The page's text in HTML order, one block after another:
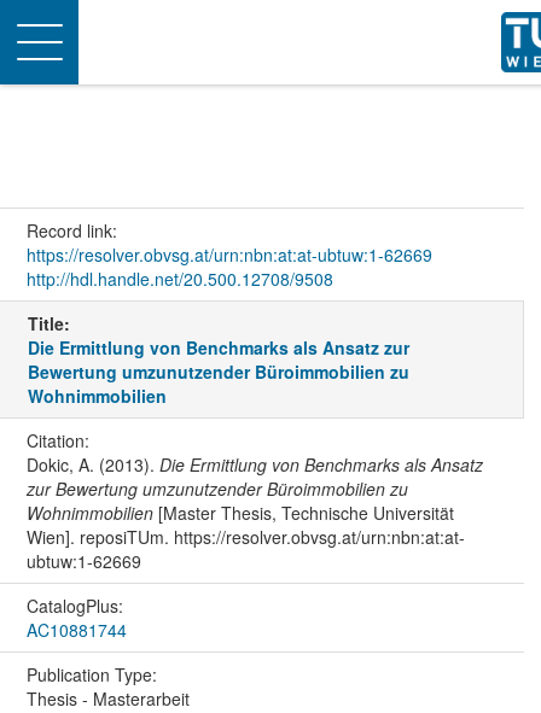
Toggle
navigation
Record link:
https://resolver.obvsg.at/urn:nbn:at:at-ubtuw:1-62669
http://hdl.handle.net/20.500.12708/9508
Title:
Die Ermittlung von Benchmarks als Ansatz zur
Bewertung umzunutzender Büroimmobilien zu
Wohnimmobilien
Citation:
Dokic, A. (2013). Die Ermittlung von Benchmarks als Ansatz
zur Bewertung umzunutzender Büroimmobilien zu
Wohnimmobilien[Master Thesis, Technische Universität
Wien]. reposiTUm. https://resolver.obvsg.at/urn:nbn:at:at-
ubtuw:1-62669
CatalogPlus:
AC10881744
Publication Type:
Thesis - Masterarbeit